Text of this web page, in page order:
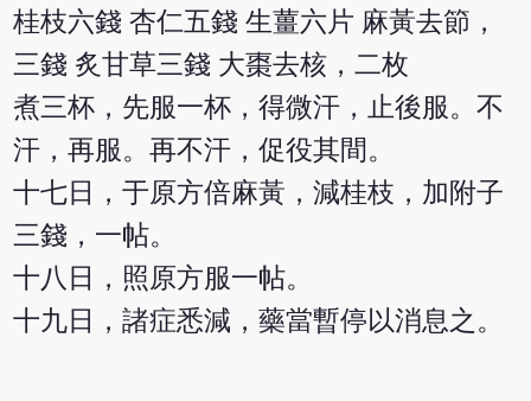
桂枝六錢 杏仁五錢 生薑六片 麻黃去節，
三錢 炙甘草三錢 大棗去核，二枚
煮三杯，先服一杯，得微汗，止後服。不
汗，再服。再不汗，促役其間。
十七日，于原方倍麻黃，減桂枝，加附子
三錢，一帖。
十八日，照原方服一帖。
十九日，諸症悉減，藥當暫停以消息之。